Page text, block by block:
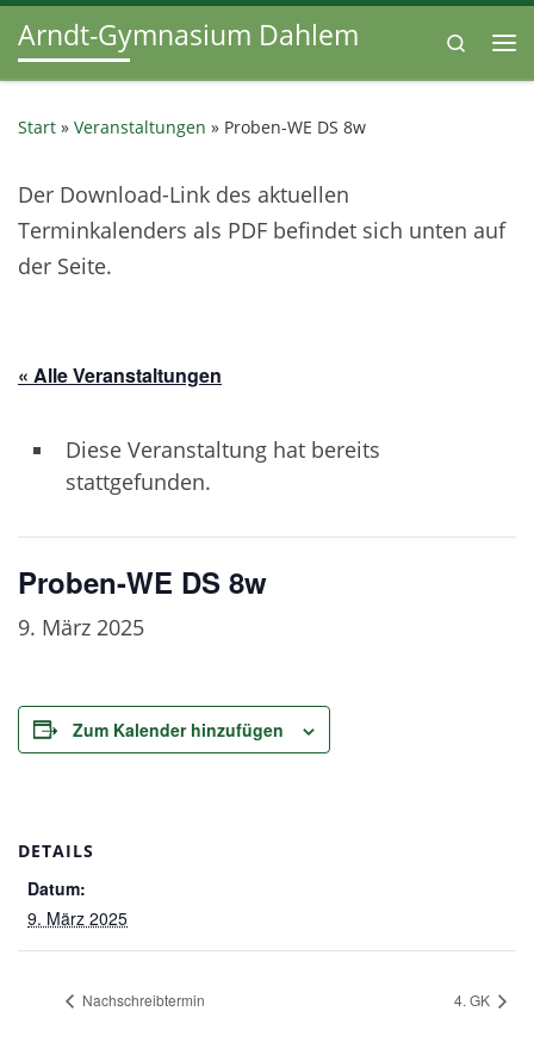
Zum Inhalt springen
Arndt-Gymnasium Dahlem
Search
Start » Veranstaltungen » Proben-WE DS 8w
Der Download-Link des aktuellen
Terminkalenders als PDF befindet sich unten auf
der Seite.
« Alle Veranstaltungen
Diese Veranstaltung hat bereits
stattgefunden.
Proben-WE DS 8w
9. März 2025
Zum Kalender hinzufügen
DETAILS
Datum:
9. März 2025
Nachschreibtermin 4. GK